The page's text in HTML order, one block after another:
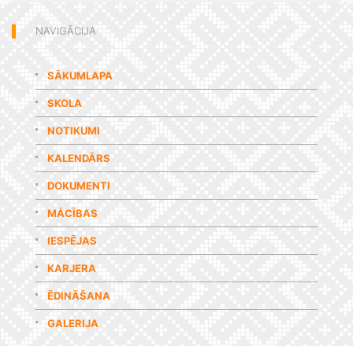
NAVIGĀCIJA
SĀKUMLAPA
SKOLA
NOTIKUMI
KALENDĀRS
DOKUMENTI
MĀCĪBAS
IESPĒJAS
KARJERA
ĒDINĀŠANA
GALERIJA